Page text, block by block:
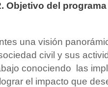
Objetivo del programa
una visión
civil y sus
conociendo las
el impacto que